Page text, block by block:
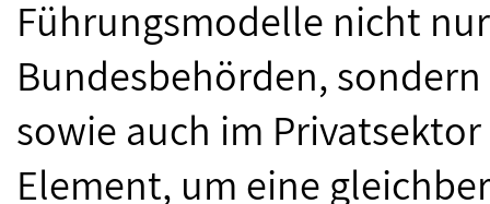
Führungsmodelle nicht
Bundesbehörden,
sowie auch im
Element, um eine